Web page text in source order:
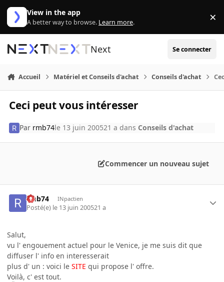
Aller au contenu
View in the app
A better way to browse. Learn more. ×
Next Se connecter
Accueil Matériel et Conseils d'achat Conseils d'achat
Ceci peut vous intéresser
Par rmb74le 13 juin 200521 a dans Conseils d'achat
Commencer un nouveau sujet
rmb74 INpactien
Posté(e) le 13 juin 200521 a
Salut,
vu l' engouement actuel pour le Venice, je me suis dit que
diffuser l' info en interesserait
plus d' un : voici le SITE qui propose l' offre.
Voilà, c' est tout.